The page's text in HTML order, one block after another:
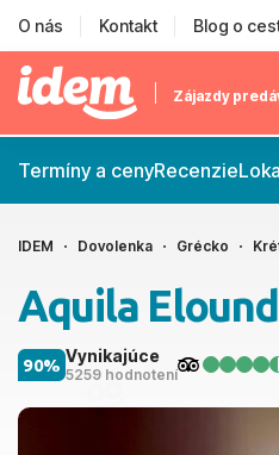
O nás Kontakt Blog o
Zájazdy
Termíny a cenyRecenzie
IDEM Dovolenka Grécko
Aquila
Vynikajúce
5259 hodnotení
90%